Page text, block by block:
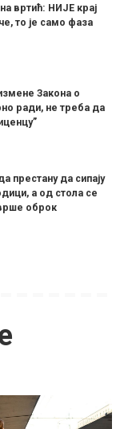
вртић: НИЈЕ крај
то је само фаза
Закона о
ради, не треба да
престану да сипају
а од стола се
оброк